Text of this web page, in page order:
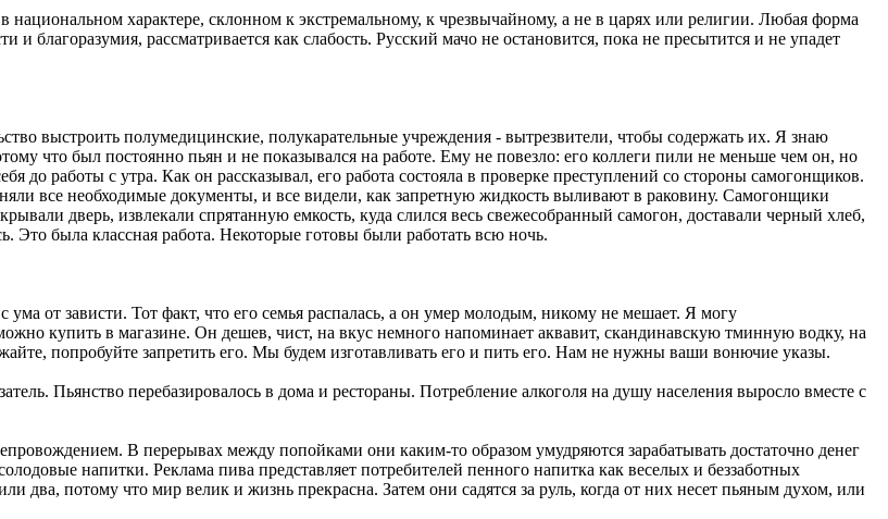
характере, склонном к экстремальному, к чрезвычайному, а не в царях или религии. Любая форма
благоразумия, рассматривается как слабость. Русский мачо не остановится, пока не пресытится и не упадет
выстроить полумедицинские, полукарательные учреждения - вытрезвители, чтобы содержать их. Я знаю
что был постоянно пьян и не показывался на работе. Ему не повезло: его коллеги пили не меньше чем он, но
до работы с утра. Как он рассказывал, его работа состояла в проверке преступлений со стороны самогонщиков.
все необходимые документы, и все видели, как запретную жидкость выливают в раковину. Самогонщики
дверь, извлекали спрятанную емкость, куда слился весь свежесобранный самогон, доставали черный хлеб,
Это была классная работа. Некоторые готовы были работать всю ночь.
от зависти. Тот факт, что его семья распалась, а он умер молодым, никому не мешает. Я могу
купить в магазине. Он дешев, чист, на вкус немного напоминает аквавит, скандинавскую тминную водку, на
попробуйте запретить его. Мы будем изготавливать его и пить его. Нам не нужны ваши вонючие указы.
Пьянство перебазировалось в дома и рестораны. Потребление алкоголя на душу населения выросло вместе с
В перерывах между попойками они каким-то образом умудряются зарабатывать достаточно денег
напитки. Реклама пива представляет потребителей пенного напитка как веселых и беззаботных
два, потому что мир велик и жизнь прекрасна. Затем они садятся за руль, когда от них несет пьяным духом, или